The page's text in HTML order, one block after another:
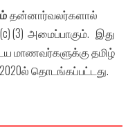
தன்னார்வலர்களால்
(3) அமைப்பாகும். இது
மாணவர்களுக்கு தமிழ்
தொடங்கப்பட்டது.